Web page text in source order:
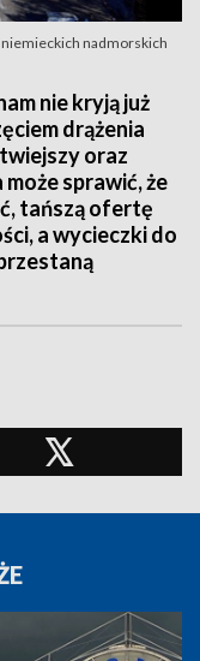
nadmorskich
nie kryją już
drążenia
oraz
sprawić, że
tańszą ofertę
a wycieczki do